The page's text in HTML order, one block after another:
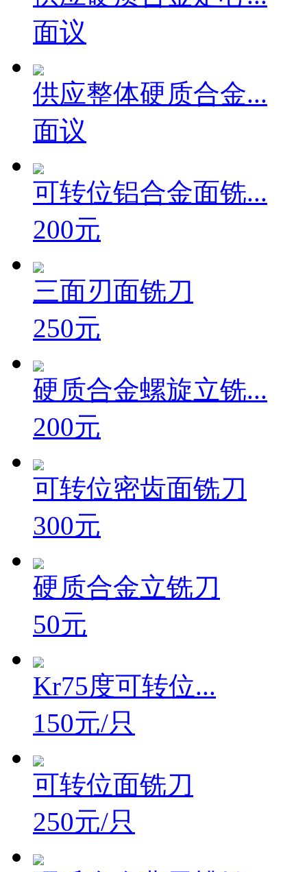
供应硬质合金定心...
面议
供应整体硬质合金...
面议
可转位铝合金面铣...
200元
三面刃面铣刀
250元
硬质合金螺旋立铣...
200元
可转位密齿面铣刀
300元
硬质合金立铣刀
50元
Kr75度可转位...
150元/只
可转位面铣刀
250元/只